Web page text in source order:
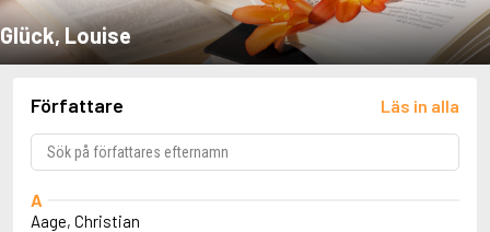
Glück, Louise
Författare Läs in alla
A
Aage, Christian